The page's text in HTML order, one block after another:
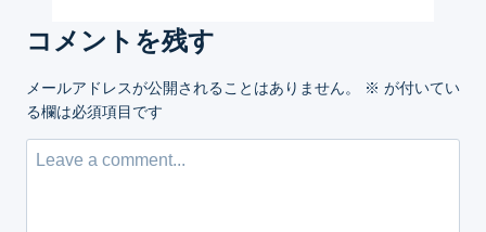
コメントを残す
メールアドレスが公開されることはありません。 ※ が付いてい
る欄は必須項目です